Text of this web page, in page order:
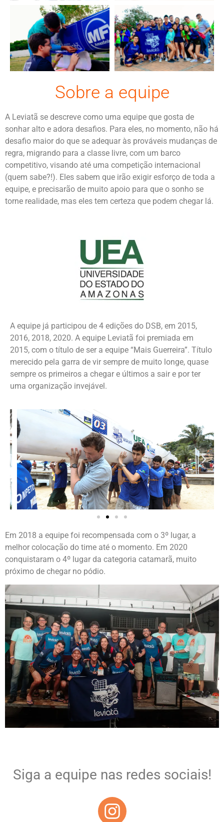
Sobre a equipe
A Leviatã se descreve como uma equipe que gosta de
sonhar alto e adora desafios. Para eles, no momento, não há
desafio maior do que se adequar às prováveis mudanças de
regra, migrando para a classe livre, com um barco
competitivo, visando até uma competição internacional
(quem sabe?!). Eles sabem que irão exigir esforço de toda a
equipe, e precisarão de muito apoio para que o sonho se
torne realidade, mas eles tem certeza que podem chegar lá.
A equipe já participou de 4 edições do DSB, em 2015,
2016, 2018, 2020. A equipe Leviatã foi premiada em
2015, com o título de ser a equipe “Mais Guerreira”. Título
merecido pela garra de vir sempre de muito longe, quase
sempre os primeiros a chegar e últimos a sair e por ter
uma organização invejável.
Em 2018 a equipe foi recompensada com o 3º lugar, a
melhor colocação do time até o momento. Em 2020
conquistaram o 4º lugar da categoria catamarã, muito
próximo de chegar no pódio.
Siga a equipe nas redes sociais!